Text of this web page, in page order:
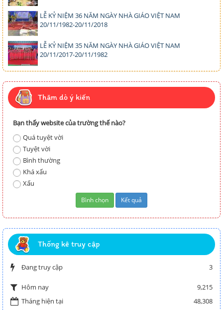
LỄ KỶ NIỆM 36 NĂM NGÀY NHÀ GIÁO VIỆT NAM
20/11/1982-20/11/2018
LỄ KỶ NIỆM 35 NĂM NGÀY NHÀ GIÁO VIỆT NAM
20/11/2017-20/11/1982
Thăm dò ý kiến
Bạn thấy website của trường thế nào?
Quá tuyệt vời
Tuyệt vời
Bình thường
Khá xấu
Xấu
Thống kê truy cập
Đang truy cập 3
Hôm nay
9,215
Tháng hiện tại
48,308